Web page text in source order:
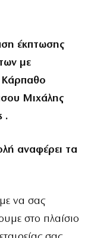
έκπτωσης
με
Μιχάλης
.
αναφέρει τα
να σας
στο πλαίσιο